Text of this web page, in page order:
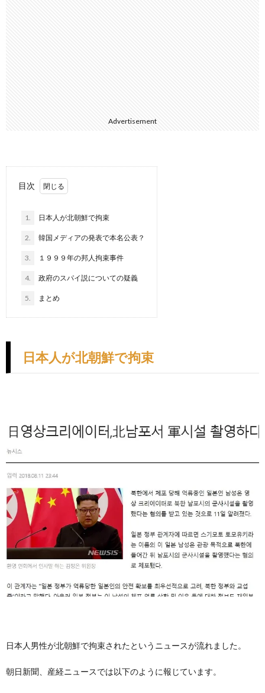
Advertisement
目次
1. 日本人が北朝鮮で拘束
2. 韓国メディアの発表で本名公表？
3. １９９９年の邦人拘束事件
4. 政府のスパイ説についての疑義
5. まとめ
日本人が北朝鮮で拘束
日本人男性が北朝鮮で拘束されたというニュースが流れました。
朝日新聞、産経ニュースでは以下のように報じています。